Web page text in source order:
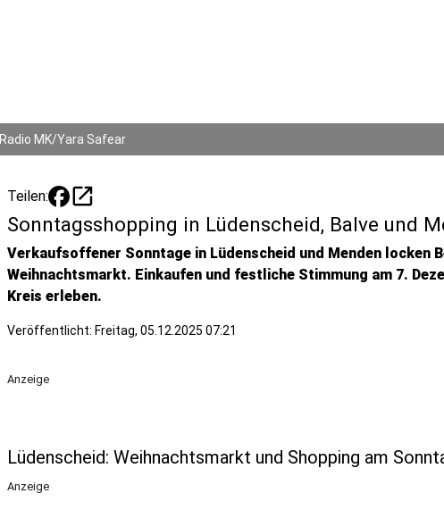
Radio MK/Yara Safear
Teilen: open_in_new
Sonntagsshopping in Lüdenscheid, Balve und
Verkaufsoffener Sonntage in Lüdenscheid und Menden locken
Weihnachtsmarkt. Einkaufen und festliche Stimmung am 7.
Kreis erleben.
Veröffentlicht: Freitag, 05.12.2025 07:21
Anzeige
Lüdenscheid: Weihnachtsmarkt und Shopping am
Anzeige